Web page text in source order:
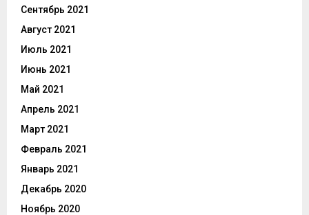
Сентябрь 2021
Август 2021
Июль 2021
Июнь 2021
Май 2021
Апрель 2021
Март 2021
Февраль 2021
Январь 2021
Декабрь 2020
Ноябрь 2020